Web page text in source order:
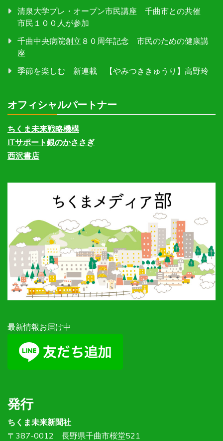
清泉大学プレ・オープン市民講座 千曲市との共催
市民１００人が参加
千曲中央病院創立８０周年記念 市民のための健康講
座
季節を楽しむ 新連載 【やみつききゅうり】高野玲
オフィシャルパートナー
ちくま未来戦略機構
ITサポート銀のかささぎ
西沢書店
最新情報お届け中
発行
ちくま未来新聞社
〒387-0012 長野県千曲市桜堂521